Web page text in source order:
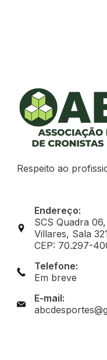
Respeito ao
Endereço:
SCS Quadra
Villares, Sala
CEP: 70.297-
Telefone:
Em breve
E-mail: